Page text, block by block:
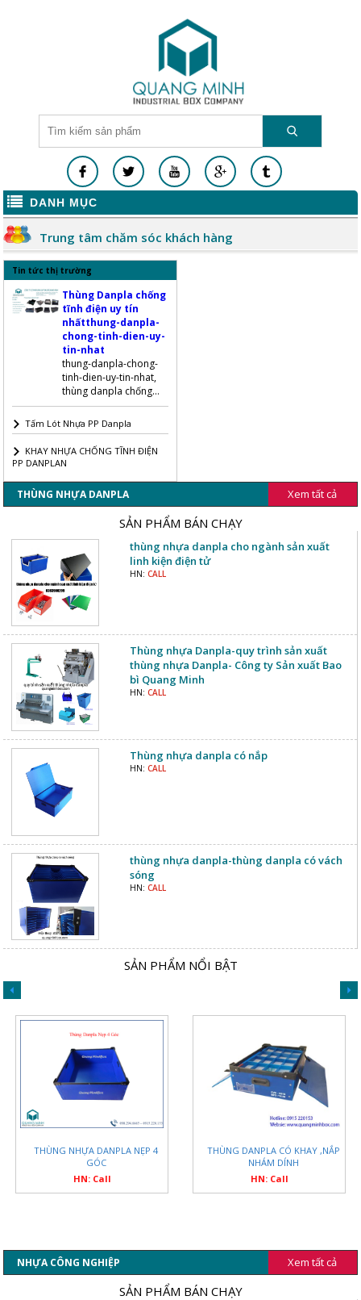
DANH MỤC
Trung tâm chăm sóc khách hàng
Tin tức thị trường
Thùng Danpla chống
tĩnh điện uy tín
nhấtthung-danpla-
chong-tinh-dien-uy-
tin-nhat
thung-danpla-chong-
tinh-dien-uy-tin-nhat,
thùng danpla chống
tĩnh điện có nắp đậy ,
thùng danpla chống
tĩnh điện uy tín chất
lượng nhất
Tấm Lót Nhựa PP Danpla
KHAY NHỰA CHỐNG TĨNH ĐIỆN
PP DANPLAN
THÙNG NHỰA DANPLA Xem tất cả
SẢN PHẨM BÁN CHẠY
thùng nhựa danpla cho ngành sản xuất
linh kiện điện tử
HN: CALL
Thùng nhựa Danpla-quy trình sản xuất
thùng nhựa Danpla- Công ty Sản xuất Bao
bì Quang Minh
HN: CALL
Thùng nhựa danpla có nắp
HN: CALL
thùng nhựa danpla-thùng danpla có vách
sóng
HN: CALL
SẢN PHẨM NỔI BẬT
THÙNG NHỰA DANPLA NẸP 4
GÓC
HN: Call
THÙNG DANPLA CÓ KHAY ,NẮP
NHÁM DÍNH
HN: Call
NHỰA CÔNG NGHIỆP Xem tất cả
SẢN PHẨM BÁN CHẠY